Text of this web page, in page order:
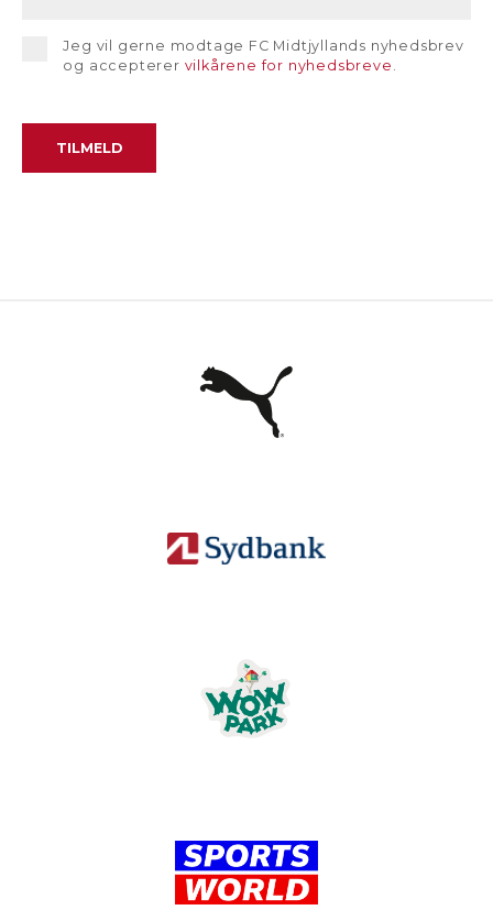
Jeg vil gerne modtage FC Midtjyllands nyhedsbrev
og accepterer vilkårene for nyhedsbreve